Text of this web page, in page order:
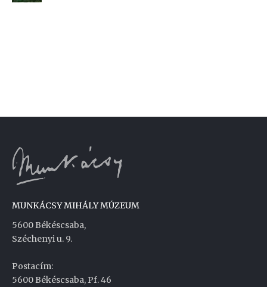
MUNKÁCSY MIHÁLY MÚZEUM
5600 Békéscsaba,
Széchenyi u. 9.
Postacím:
5600 Békéscsaba, Pf. 46